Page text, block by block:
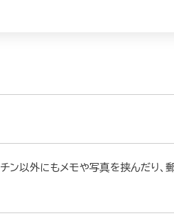
ン以外にもメモや写真を挟んだり、